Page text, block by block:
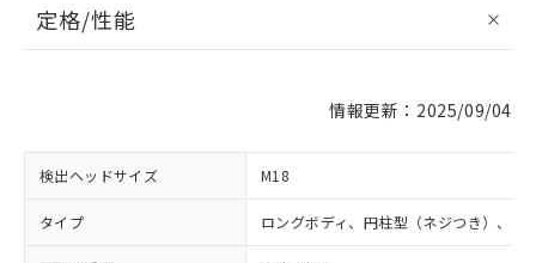
定格/性能
情報更新：2025/09/04
検出ヘッドサイズ M18
タイプ ロングボディ、円柱型（ネジつき）、非